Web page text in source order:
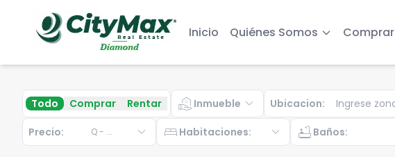
Inicio Quiénes Somos Comprar
Todo Comprar Rentar real_estate_agent Inmueble expand_more Ubicacion:
Precio: Q - ... expand_more bed Habitaciones: expand_more bathtub Baños: